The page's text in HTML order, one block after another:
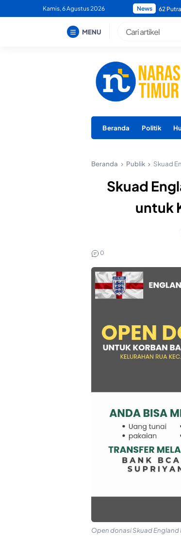
to
Kamis, 6 Agustus 2026 News Bupati
MENU
Beranda Politik
Beranda Publik Skuad
Skuad
untuk
0
Open donasi Skuad